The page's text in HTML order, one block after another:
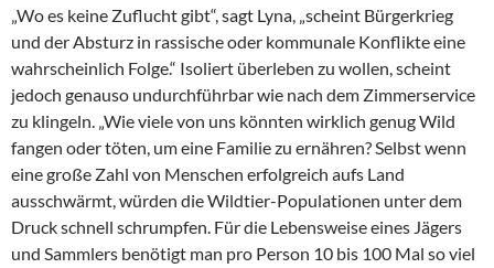
„Wo es keine Zuflucht gibt“, sagt Lyna, „scheint Bürgerkrieg
und der Absturz in rassische oder kommunale Konflikte eine
wahrscheinlich Folge.“ Isoliert überleben zu wollen, scheint
jedoch genauso undurchführbar wie nach dem Zimmerservice
zu klingeln. „Wie viele von uns könnten wirklich genug Wild
fangen oder töten, um eine Familie zu ernähren? Selbst wenn
eine große Zahl von Menschen erfolgreich aufs Land
ausschwärmt, würden die Wildtier-Populationen unter dem
Druck schnell schrumpfen. Für die Lebensweise eines Jägers
und Sammlers benötigt man pro Person 10 bis 100 Mal so viel